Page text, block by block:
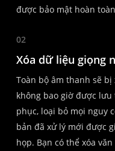
được bảo mật hoàn
02
Xóa dữ liệu giọng
Toàn bộ âm thanh sẽ
không bao giờ được
phục, loại bỏ mọi nguy
bản đã xử lý mới được
họp. Bạn có thể xóa